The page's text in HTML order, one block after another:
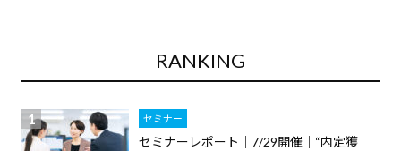
RANKING
セミナー
セミナーレポート｜7/29開催｜“内定獲